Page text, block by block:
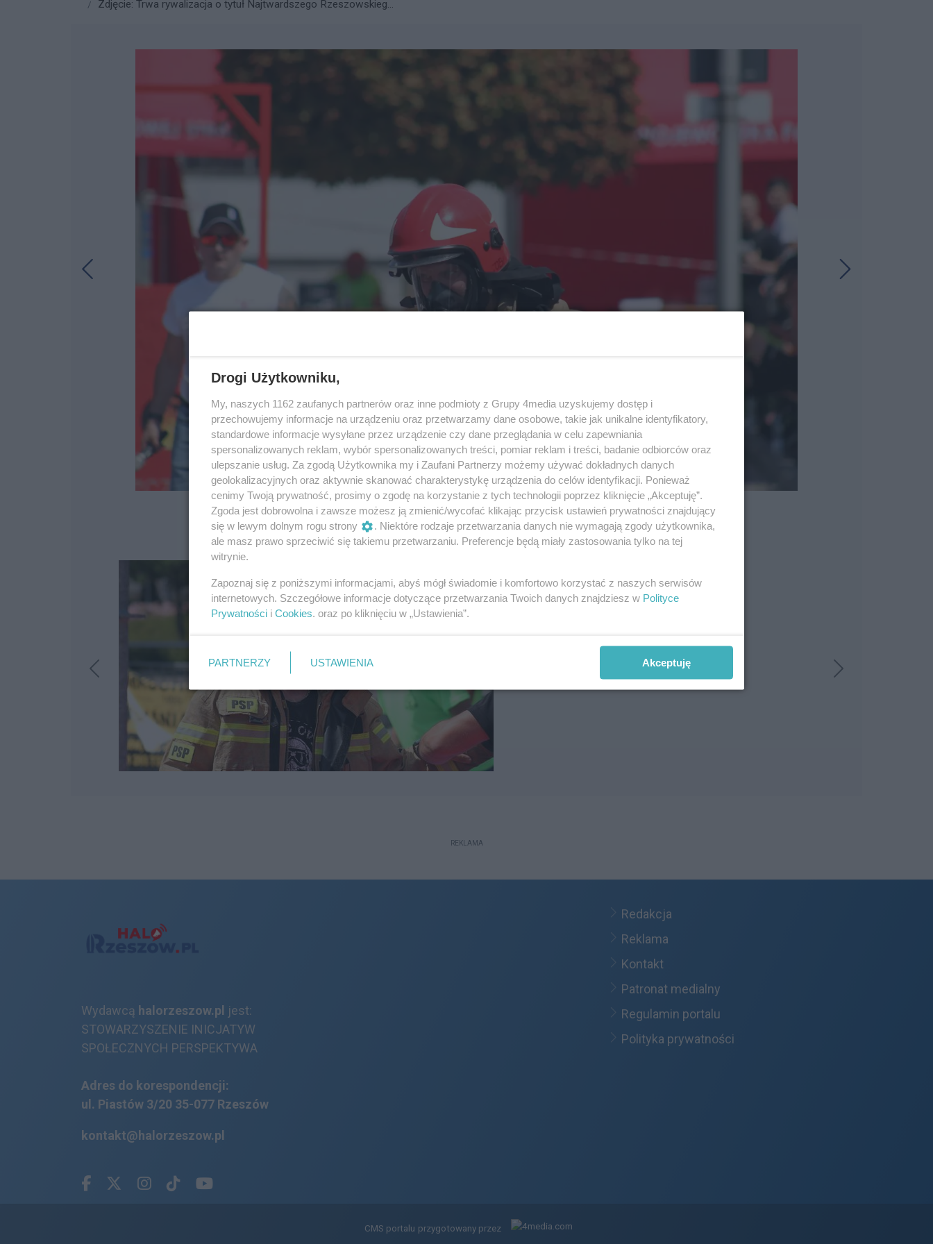
Zdjęcie: Trwa rywalizacja o tytuł Najtwardszego Rzeszowskieg...
53 / 120
REKLAMA
Wydawcą halorzeszow.pl jest:
STOWARZYSZENIE INICJATYW
SPOŁECZNYCH PERSPEKTYWA
Adres do korespondencji:
ul. Piastów 3/20 35-077 Rzeszów
kontakt@halorzeszow.pl
Redakcja
Reklama
Kontakt
Patronat medialny
Regulamin portalu
Polityka prywatności
Facebook.com
X.comInstagram.com
Tiktok.com
Youtube.com
CMS portalu przygotowany przez
Drogi Użytkowniku,
My, naszych 1162 zaufanych partnerów oraz inne podmioty z Grupy 4media uzyskujemy dostęp i
przechowujemy informacje na urządzeniu oraz przetwarzamy dane osobowe, takie jak unikalne identyfikatory,
standardowe informacje wysyłane przez urządzenie czy dane przeglądania w celu zapewniania
spersonalizowanych reklam, wybór spersonalizowanych treści, pomiar reklam i treści, badanie odbiorców oraz
ulepszanie usług. Za zgodą Użytkownika my i Zaufani Partnerzy możemy używać dokładnych danych
geolokalizacyjnych oraz aktywnie skanować charakterystykę urządzenia do celów identyfikacji. Ponieważ
cenimy Twoją prywatność, prosimy o zgodę na korzystanie z tych technologii poprzez kliknięcie „Akceptuję”.
Zgoda jest dobrowolna i zawsze możesz ją zmienić/wycofać klikając przycisk ustawień prywatności znajdujący
się w lewym dolnym rogu strony
. Niektóre rodzaje przetwarzania danych nie wymagają zgody użytkownika,
ale masz prawo sprzeciwić się takiemu przetwarzaniu. Preferencje będą miały zastosowania tylko na tej
witrynie.
Zapoznaj się z poniższymi informacjami, abyś mógł świadomie i komfortowo korzystać z naszych serwisów
internetowych. Szczegółowe informacje dotyczące przetwarzania Twoich danych znajdziesz w Polityce
Prywatności i Cookies. oraz po kliknięciu w „Ustawienia”.
PARTNERZY USTAWIENIA Akceptuję